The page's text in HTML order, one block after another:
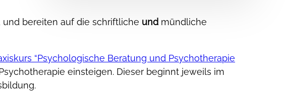
und bereiten auf die schriftliche und mündliche
“Psychologische Beratung und Psychotherapie
einsteigen. Dieser beginnt jeweils im